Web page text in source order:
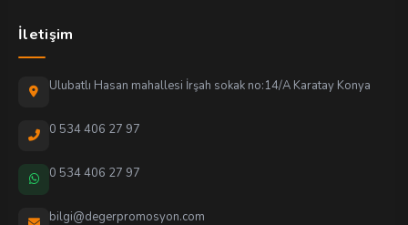
İletişim
Ulubatlı Hasan mahallesi İrşah sokak no:14/A Karatay Konya
0 534 406 27 97
0 534 406 27 97
bilgi@degerpromosyon.com